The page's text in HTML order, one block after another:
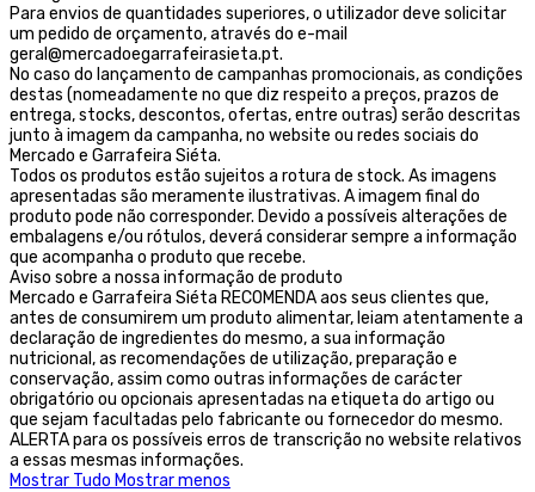
Para envios de quantidades superiores, o utilizador deve solicitar
um pedido de orçamento, através do e-mail
geral@mercadoegarrafeirasieta.pt.
No caso do lançamento de campanhas promocionais, as condições
destas (nomeadamente no que diz respeito a preços, prazos de
entrega, stocks, descontos, ofertas, entre outras) serão descritas
junto à imagem da campanha, no website ou redes sociais do
Mercado e Garrafeira Siéta.
Todos os produtos estão sujeitos a rotura de stock. As imagens
apresentadas são meramente ilustrativas. A imagem final do
produto pode não corresponder. Devido a possíveis alterações de
embalagens e/ou rótulos, deverá considerar sempre a informação
que acompanha o produto que recebe.
Aviso sobre a nossa informação de produto
Mercado e Garrafeira Siéta RECOMENDA aos seus clientes que,
antes de consumirem um produto alimentar, leiam atentamente a
declaração de ingredientes do mesmo, a sua informação
nutricional, as recomendações de utilização, preparação e
conservação, assim como outras informações de carácter
obrigatório ou opcionais apresentadas na etiqueta do artigo ou
que sejam facultadas pelo fabricante ou fornecedor do mesmo.
ALERTA para os possíveis erros de transcrição no website relativos
a essas mesmas informações.
Mostrar Tudo Mostrar menos